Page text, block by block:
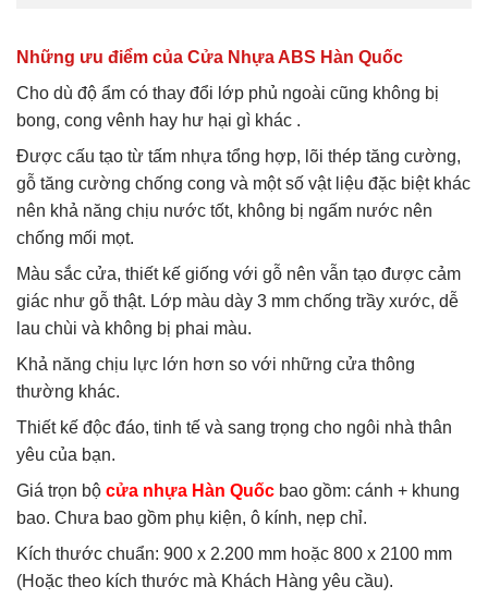
Những ưu điểm của Cửa Nhựa ABS Hàn Quốc
Cho dù độ ẩm có thay đổi lớp phủ ngoài cũng không bị
bong, cong vênh hay hư hại gì khác .
Được cấu tạo từ tấm nhựa tổng hợp, lõi thép tăng cường,
gỗ tăng cường chống cong và một số vật liệu đặc biệt khác
nên khả năng chịu nước tốt, không bị ngấm nước nên
chống mối mọt.
Màu sắc cửa, thiết kế giống với gỗ nên vẫn tạo được cảm
giác như gỗ thật. Lớp màu dày 3 mm chống trầy xước, dễ
lau chùi và không bị phai màu.
Khả năng chịu lực lớn hơn so với những cửa thông
thường khác.
Thiết kế độc đáo, tinh tế và sang trọng cho ngôi nhà thân
yêu của bạn.
Giá trọn bộ cửa nhựa Hàn Quốc bao gồm: cánh + khung
bao. Chưa bao gồm phụ kiện, ô kính, nẹp chỉ.
Kích thước chuẩn: 900 x 2.200 mm hoặc 800 x 2100 mm
(Hoặc theo kích thước mà Khách Hàng yêu cầu).